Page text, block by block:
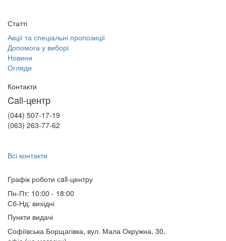
Статті
Акції та спеціальні пропозиції
Допомога у виборі
Новини
Огляди
Контакти
Call-центр
(044) 507-17-19
(063) 263-77-62
Всі контакти
Графік роботи сall-центру
Пн-Пт: 10:00 - 18:00
Сб-Нд: вихідні
Пункти видачі
Софіївська Борщагівка, вул. Мала Окружна, 30,